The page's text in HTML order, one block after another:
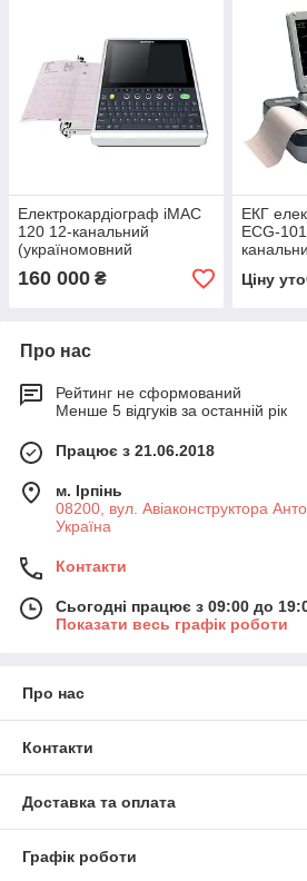
Електрокардіограф iMAC
120 12-канальний
(україномовний
інтерфейс)
160 000 ₴
ЕКГ
ECG-
Ціну
Про нас
Рейтинг не сформований
Менше 5 відгуків за останній рік
Працює з 21.06.2018
м. Ірпінь
08200, вул. Авіаконструктора
Україна
Контакти
Сьогодні працює з 09:00 до
Показати весь графік роботи
Про нас
Контакти
Доставка та оплата
Графік роботи